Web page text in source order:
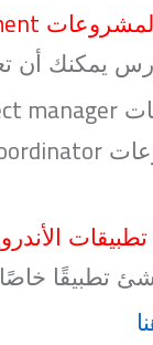
يمكنك أن
manager
تطبيقًا خاصًا